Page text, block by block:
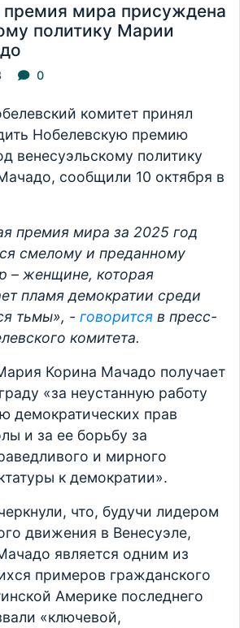
премия мира присуждена
политику Марии
0
комитет принял
Нобелевскую премию
венесуэльскому политику
сообщили 10 октября в
премия мира за 2025 год
смелому и преданному
– женщине, которая
пламя демократии среди
тьмы», - говорится в пресс-
комитета.
Корина Мачадо получает
«за неустанную работу
демократических прав
и за ее борьбу за
и мирного
к демократии».
что, будучи лидером
движения в Венесуэле,
является одним из
примеров гражданского
Америке последнего
«ключевой,